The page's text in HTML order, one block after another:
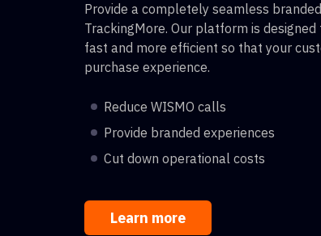
Provide a completely seamless
TrackingMore. Our platform is
fast and more efficient so that your
purchase experience.
Reduce WISMO calls
Provide branded experiences
Cut down operational costs
Learn more